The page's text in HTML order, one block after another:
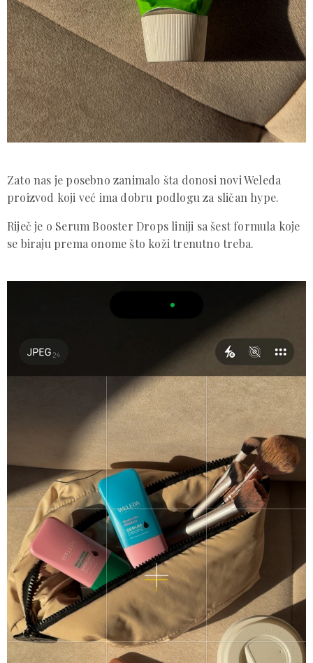
Zato nas je posebno zanimalo šta donosi novi Weleda
proizvod koji već ima dobru podlogu za sličan hype.
Riječ je o Serum Booster Drops liniji sa šest formula koje
se biraju prema onome što koži trenutno treba.